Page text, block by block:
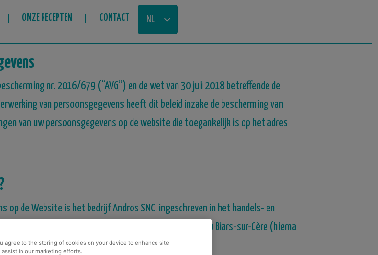
ONZE RECEPTEN CONTACT
NL
FR
nr. 2016/679 (“AVG”) en de wet van 30 juli 2018 betreffende de
van persoonsgegevens heeft dit beleid inzake de bescherming van
van uw persoonsgegevens op de website die toegankelijk is op het adres
op de Website is het bedrijf Andros SNC, ingeschreven in het handels- en
maatschappelijke zetel in de Zone industrielle, 46130 Biars-sur-Cère (hierna
agree to the storing of cookies on your device to enhance site
assist in our marketing efforts.